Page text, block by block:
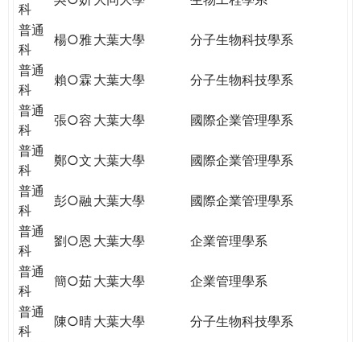
科
普通
科
楊○雅大葉大學
分子生物科技學系
普通
科
賴○霖 大葉大學
分子生物科技學系
普通
科
張○容 大葉大學
國際企業管理學系
普通
科
鄭○文 大葉大學
國際企業管理學系
普通
科
彭○融 大葉大學
國際企業管理學系
普通
科
劉○恩 大葉大學
企業管理學系
普通
科
簡○茹大葉大學
企業管理學系
普通
科
陳○晴大葉大學
分子生物科技學系